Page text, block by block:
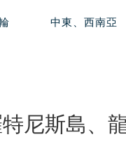
中東、西南亞
尼斯島、